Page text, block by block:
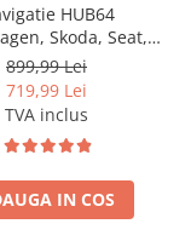
HUB64
Skoda, Seat,
Android, GPS, Wi-
Android Auto,
Bluetooth, Radio,
7 inch
899,99 Lei
719,99 Lei
TVA inclus
IN COS